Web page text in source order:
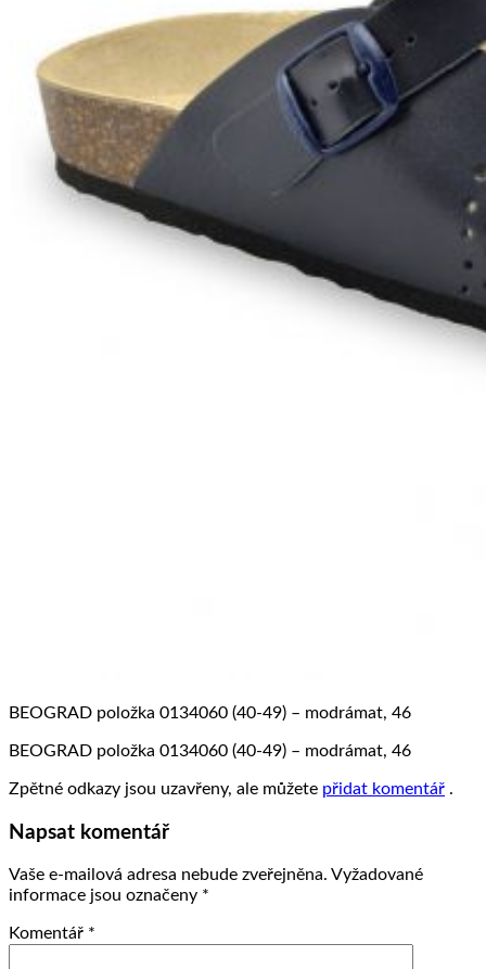
BEOGRAD položka 0134060 (40-49) – modrámat, 46
BEOGRAD položka 0134060 (40-49) – modrámat, 46
Zpětné odkazy jsou uzavřeny, ale můžete přidat komentář .
Napsat komentář
Vaše e-mailová adresa nebude zveřejněna. Vyžadované
informace jsou označeny *
Komentář *